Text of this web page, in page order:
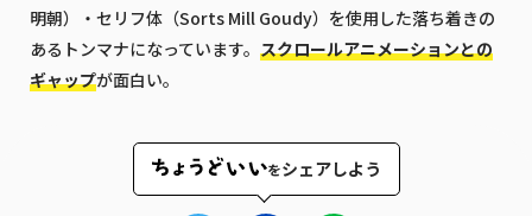
明朝）・セリフ体（Sorts Mill Goudy）を使用した落ち着きの
あるトンマナになっています。 スクロールアニメーションとの
ギャップが面白い。
をシェアしよう